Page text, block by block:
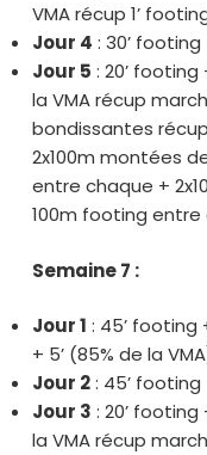
VMA récup 1’
Jour 4 : 30’ footing
Jour 5 : 20’ footing
la VMA récup
bondissantes
2x100m montées
entre chaque +
100m footing entre
Semaine 7 :
Jour 1 : 45’ footing
+ 5’ (85% de la
Jour 2: 45’ footing
Jour 3 : 20’ footing
la VMA récup